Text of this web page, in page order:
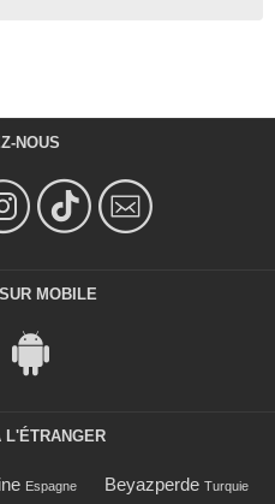
NOUS
MOBILE
L'ÉTRANGER
Espagne Beyazperde Turquie